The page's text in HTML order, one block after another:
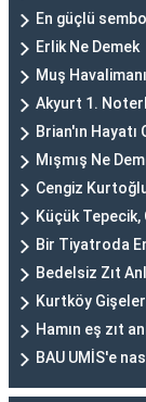
En güçlü
Erlik Ne Demek
Muş
Akyurt 1.
Brian'ın
Mışmış Ne
Cengiz
Küçük Tepecik,
Bir Tiyatroda
Bedelsiz Zıt
Kurtköy
Hamın eş zıt
BAU UMİS'e